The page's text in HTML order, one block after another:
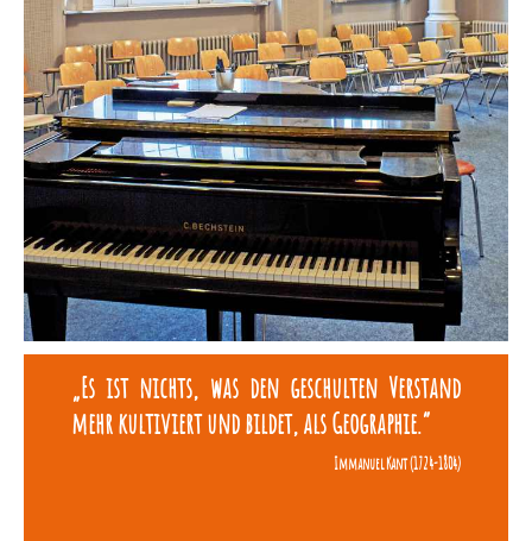
„Es ist nichts, was den geschulten Verstand
mehr kultiviert und bildet, als Geographie.“
Immanuel Kant (1724-1804)